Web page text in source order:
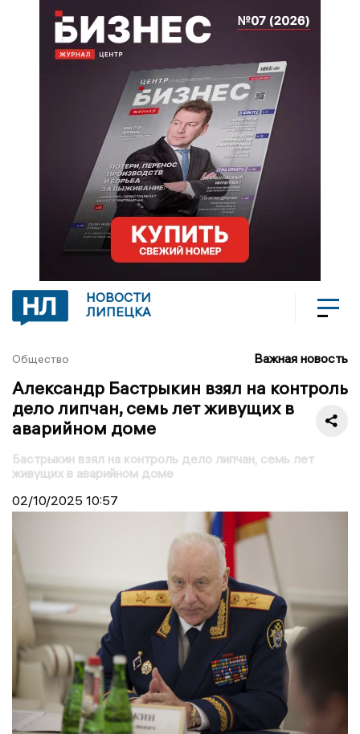
НОВОСТИ
ЛИПЕЦКА
Общество Важная новость
Александр Бастрыкин взял на контроль
дело липчан, семь лет живущих в
аварийном доме
Бастрыкин взял на контроль дело липчан, семь лет
живущих в аварийном доме
02/10/2025 10:57